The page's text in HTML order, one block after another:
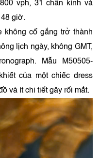
vph, 31 chân kính và
giờ.
không cố gắng trở thành
lịch ngày, không GMT,
Mẫu M50505-
của một chiếc dress
và ít chi tiết gây rối mắt.